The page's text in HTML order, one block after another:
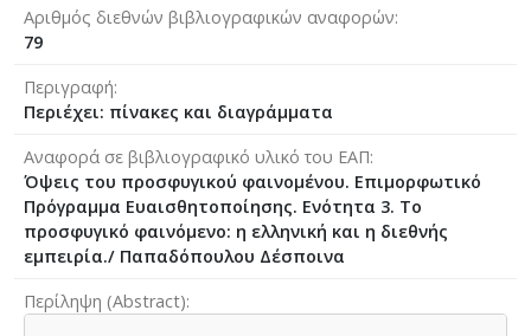
Αριθμός διεθνών βιβλιογραφικών αναφορών
79
Περιγραφή
Περιέχει: πίνακες και διαγράμματα
Αναφορά σε βιβλιογραφικό υλικό του ΕΑΠ
Όψεις του προσφυγικού φαινομένου. Επιμορφωτικό
Πρόγραμμα Ευαισθητοποίησης. Ενότητα 3. Το
προσφυγικό φαινόμενο: η ελληνική και η διεθνής
εμπειρία./ Παπαδόπουλου Δέσποινα
Περίληψη (Abstract)